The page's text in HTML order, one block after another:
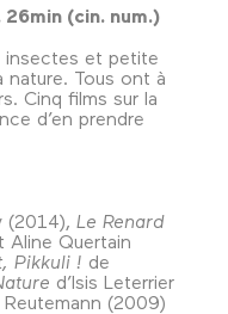
(cin. num.)
insectes et petite
Tous ont à
Cinq films sur la
d’en prendre
(2014), Le Renard
Aline Quertain
Pikkuli ! de
d’Isis Leterrier
(2009)